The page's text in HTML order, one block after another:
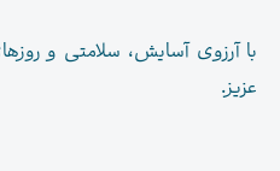
با آرزوی آسایش، سلامتی و
عزیز.